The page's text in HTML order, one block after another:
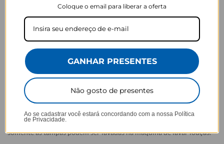
Parede dupla isolada a vácuo
Corpo e base em Aço inoxidável 304 (aço inoxidável 18/8)
Medidas:
Altura: 26,5cm (incluindo altura da tampa)
Diâmetro: 7cm aproximadamente
Litragem: 750ml
Instruções de lavagem / cuidado:
As garrafas devem ser lavadas à mão, evitando esponjas abrasivas e
somente as tampas podem ser lavadas na máquina de lavar louças.
Coloque o email para liberar a oferta
GANHAR PRESENTES
Não gosto de presentes
Ao se cadastrar você estará concordando com a nossa Política
de Privacidade.